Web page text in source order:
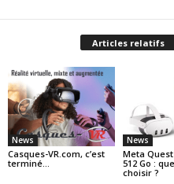
Articles relatifs
News
Casques-VR.com, c’est
terminé…
News
Meta Quest
512 Go :
choisir ?